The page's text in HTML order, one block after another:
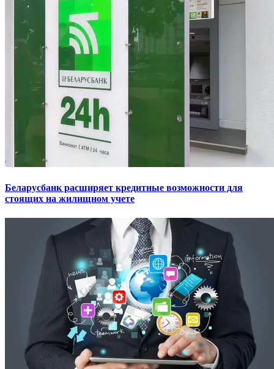
Беларусбанк расширяет кредитные возможности для
стоящих на жилищном учете